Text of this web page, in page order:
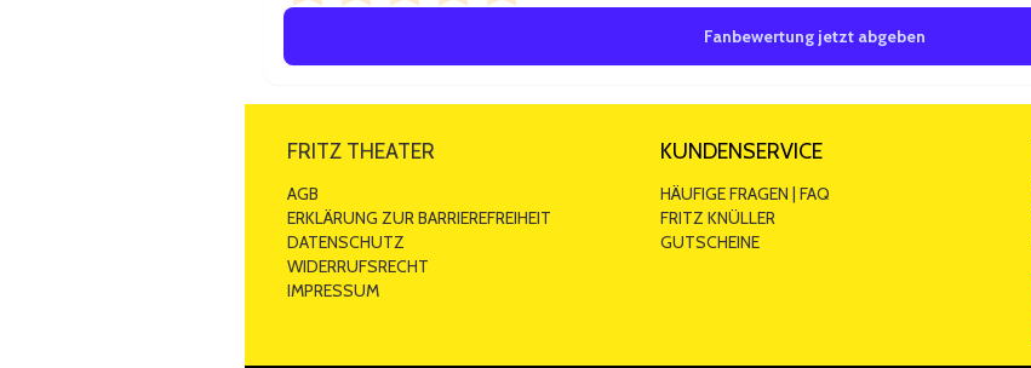
Fanbewertung jetzt abgeben
FRITZ THEATER
AGB
ERKLÄRUNG ZUR BARRIEREFREIHEIT
DATENSCHUTZ
WIDERRUFSRECHT
IMPRESSUM
KUNDENSERVICE
HÄUFIGE FRAGEN | FAQ
FRITZ KNÜLLER
GUTSCHEINE